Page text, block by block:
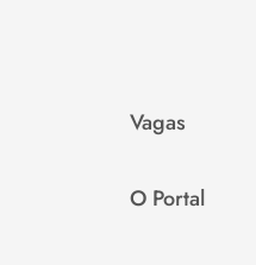
Vagas
O Portal